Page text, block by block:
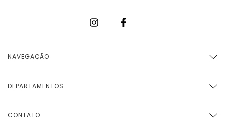
NAVEGAÇÃO
DEPARTAMENTOS
CONTATO